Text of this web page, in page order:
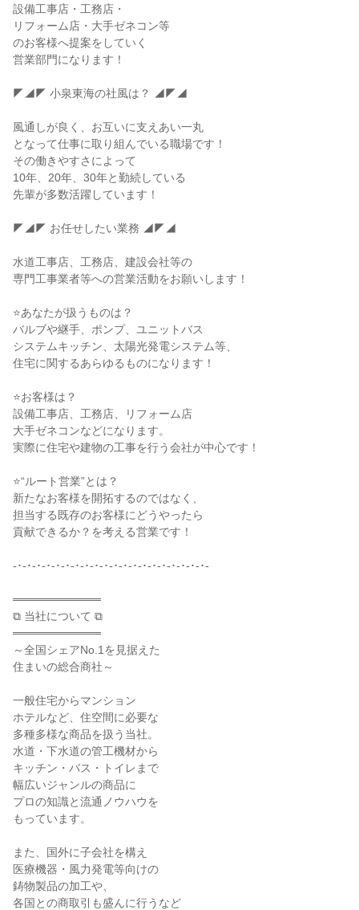
設備工事店・工務店・
リフォーム店・大手ゼネコン等
のお客様へ提案をしていく
営業部門になります！
◤◢◤ 小泉東海の社風は？ ◢◤◢
風通しが良く、お互いに支えあい一丸
となって仕事に取り組んでいる職場です！
その働きやすさによって
10年、20年、30年と勤続している
先輩が多数活躍しています！
◤◢◤ お任せしたい業務 ◢◤◢
水道工事店、工務店、建設会社等の
専門工事業者等への営業活動をお願いします！
⭐あなたが扱うものは？
バルブや継手、ポンプ、ユニットバス
システムキッチン、太陽光発電システム等、
住宅に関するあらゆるものになります！
⭐お客様は？
設備工事店、工務店、リフォーム店
大手ゼネコンなどになります。
実際に住宅や建物の工事を行う会社が中心です！
⭐“ルート営業”とは？
新たなお客様を開拓するのではなく、
担当する既存のお客様にどうやったら
貢献できるか？を考える営業です！
-･-･-･-･-･-･-･-･-･-･-･-･-･-･-･-･-･-･-･-･-
═══════════
⧉ 当社について ⧉
═══════════
～全国シェアNo.1を見据えた
住まいの総合商社～
一般住宅からマンション
ホテルなど、住空間に必要な
多種多様な商品を扱う当社。
水道・下水道の管工機材から
キッチン・バス・トイレまで
幅広いジャンルの商品に
プロの知識と流通ノウハウを
もっています。
また、国外に子会社を構え
医療機器・風力発電等向けの
鋳物製品の加工や、
各国との商取引も盛んに行うなど